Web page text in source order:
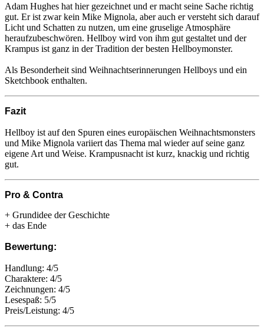
Adam Hughes hat hier gezeichnet und er macht seine Sache richtig
gut. Er ist zwar kein Mike Mignola, aber auch er versteht sich darauf
Licht und Schatten zu nutzen, um eine gruselige Atmosphäre
heraufzubeschwören. Hellboy wird von ihm gut gestaltet und der
Krampus ist ganz in der Tradition der besten Hellboymonster.
Als Besonderheit sind Weihnachtserinnerungen Hellboys und ein
Sketchbook enthalten.
Fazit
Hellboy ist auf den Spuren eines europäischen Weihnachtsmonsters
und Mike Mignola variiert das Thema mal wieder auf seine ganz
eigene Art und Weise. Krampusnacht ist kurz, knackig und richtig
gut.
Pro & Contra
+ Grundidee der Geschichte
+ das Ende
Bewertung:
Handlung: 4/5
Charaktere: 4/5
Zeichnungen: 4/5
Lesespaß: 5/5
Preis/Leistung: 4/5